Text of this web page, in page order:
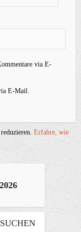
via E-
E-Mail.
reduzieren.Erfahre, wie